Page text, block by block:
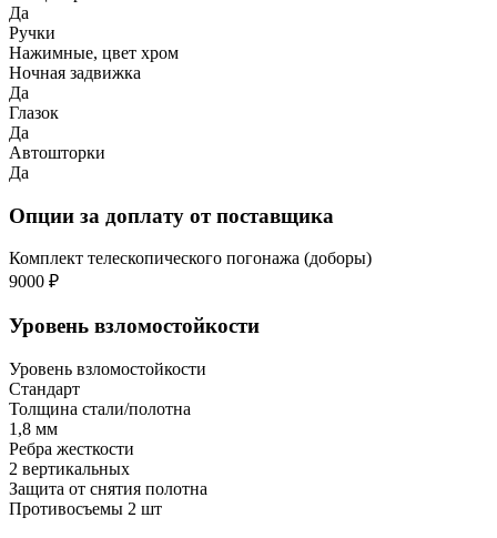
Да
Ручки
Нажимные, цвет хром
Ночная задвижка
Да
Глазок
Да
Автошторки
Да
Опции за доплату от поставщика
Комплект телескопического погонажа (доборы)
9000 ₽
Уровень взломостойкости
Уровень взломостойкости
Стандарт
Толщина стали/полотна
1,8 мм
Ребра жесткости
2 вертикальных
Защита от снятия полотна
Противосъемы 2 шт